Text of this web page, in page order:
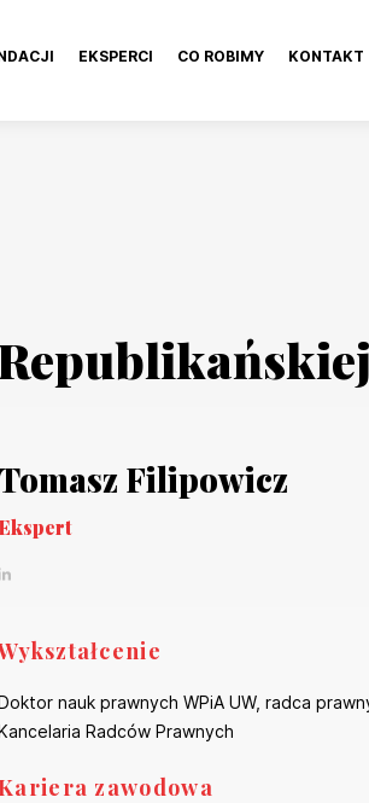
EKSPERCI CO ROBIMY KONTAKT
Tomasz Filipowicz
Ekspert
nauk prawnych WPiA UW, radca
Radców Prawnych
zawodowa